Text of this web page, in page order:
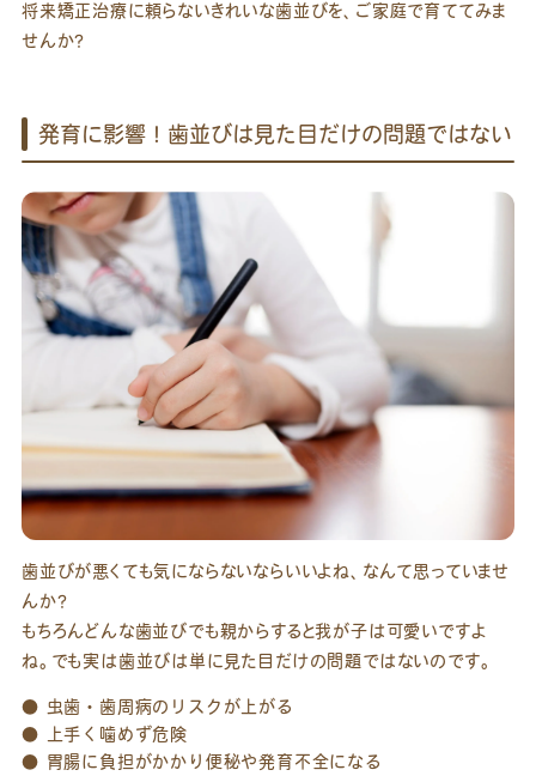
将来矯正治療に頼らないきれいな歯並びを、ご家庭で育ててみま
せんか？
発育に影響！歯並びは見た目だけの問題ではない
歯並びが悪くても気にならないならいいよね、なんて思っていませ
んか？
もちろんどんな歯並びでも親からすると我が子は可愛いですよ
ね。でも実は歯並びは単に見た目だけの問題ではないのです。
● 虫歯・歯周病のリスクが上がる
● 上手く噛めず危険
● 胃腸に負担がかかり便秘や発育不全になる